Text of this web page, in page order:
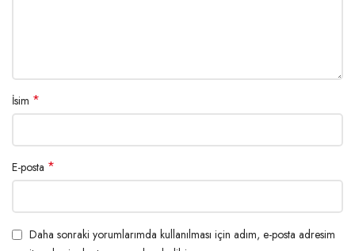
İsim *
E-posta *
Daha sonraki yorumlarımda kullanılması için adım, e-posta adresim